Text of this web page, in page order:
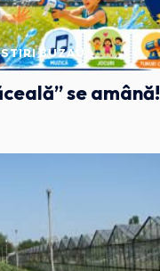
STIRI BUZAU
se amână!